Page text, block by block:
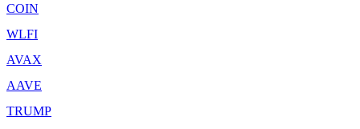
COIN
WLFI
AVAX
AAVE
TRUMP